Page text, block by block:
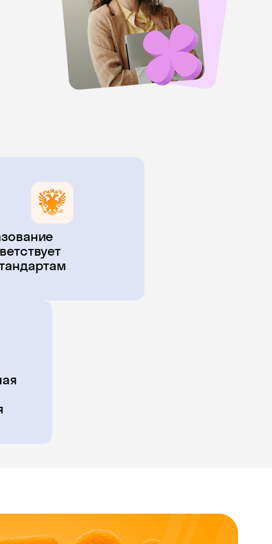
Skysmart Chat
online